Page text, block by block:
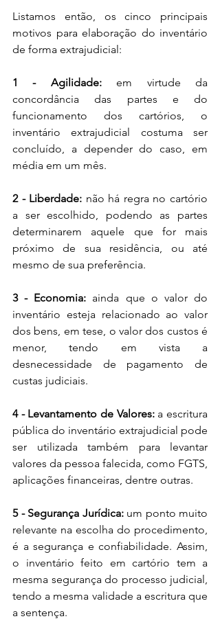
Listamos então, os cinco principais
motivos para elaboração do inventário
de forma extrajudicial:
1 - Agilidade: em virtude da
concordância das partes e do
funcionamento dos cartórios, o
inventário extrajudicial costuma ser
concluído, a depender do caso, em
média em um mês.
2 - Liberdade: não há regra no cartório
a ser escolhido, podendo as partes
determinarem aquele que for mais
próximo de sua residência, ou até
mesmo de sua preferência.
3 - Economia: ainda que o valor do
inventário esteja relacionado ao valor
dos bens, em tese, o valor dos custos é
menor, tendo em vista a
desnecessidade de pagamento de
custas judiciais.
4 - Levantamento de Valores: a escritura
pública do inventário extrajudicial pode
ser utilizada também para levantar
valores da pessoa falecida, como FGTS,
aplicações financeiras, dentre outras.
5 - Segurança Jurídica: um ponto muito
relevante na escolha do procedimento,
é a segurança e confiabilidade. Assim,
o inventário feito em cartório tem a
mesma segurança do processo judicial,
tendo a mesma validade a escritura que
a sentença.